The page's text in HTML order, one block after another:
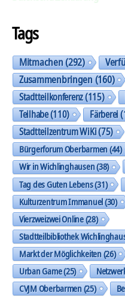
Tags
Mitmachen(292)
Zusammenbringen(160)
Stadtteilkonferenz(115)
Teilhabe(110) Färberei
Stadtteilzentrum WiKi(75)
Bürgerforum Oberbarmen(44)
Wir in Wichlinghausen(38)
Tag des Guten Lebens(31)
Kulturzentrum Immanuel(30)
Vierzweizwei Online(28)
Stadtteilbibliothek
Markt der Möglichkeiten(26)
Urban Game(25)
CVJM Oberbarmen(25)